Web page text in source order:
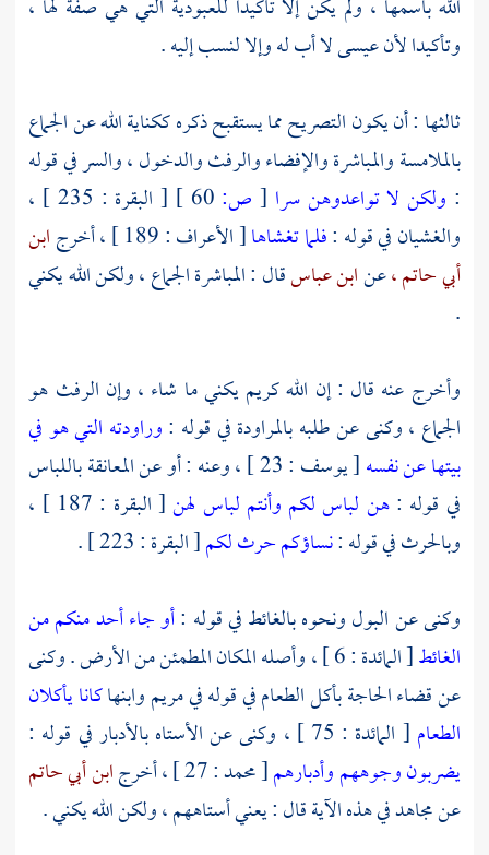
الله باسمها ، ولم يكن إلا تأكيدا للعبودية التي هي صفة لها ،
وتأكيدا لأنعيسىلا أب له وإلا لنسب إليه .
ثالثها : أن يكون التصريح مما يستقبح ذكره ككناية الله عن الجماع
بالملامسة والمباشرة والإفضاء والرفث والدخول ، والسر في قوله
: ولكن لا تواعدوهن سرا [ ص:
[ البقرة : 235 ] ،
والغشيان في قوله :فلما تغشاها[ الأعراف : 189 ] ، أخرج
ابن
أبي حاتم ،عنابن عباسقال : المباشرة الجماع ، ولكن الله يكني
.
وأخرج عنه قال : إن الله كريم يكني ما شاء ، وإن الرفث هو
الجماع ، وكنى عن طلبه بالمراودة في قوله :وراودته التي هو في
بيتها عن نفسه
[ يوسف : 23 ] ، وعنه : أو عن المعانقة باللباس
في قوله :هن لباس لكم وأنتم لباس لهن
[ البقرة : 187 ] ،
وبالحرث في قوله :نساؤكم حرث لكم[ البقرة : 223 ] .
وكنى عن البول ونحوه بالغائط في قوله :أو جاء أحد منكم من
الغائط
[ المائدة : 6 ] ، وأصله المكان المطمئن من الأرض . وكنى
عن قضاء الحاجة بأكل الطعام في قوله فيمريموابنهاكانا يأكلان
الطعام [ المائدة : 75 ] ، وكنى عن الأستاه بالأدبار في قوله :
يضربون وجوههم وأدبارهم[ محمد : 27 ] ، أخرج
ابن أبي حاتم
عنمجاهدفي هذه الآية قال : يعني أستاههم ، ولكن الله يكني .